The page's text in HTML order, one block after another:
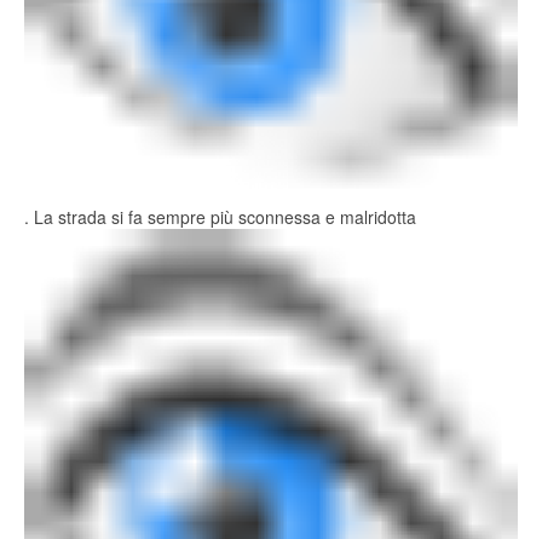
. La strada si fa sempre più sconnessa e malridotta